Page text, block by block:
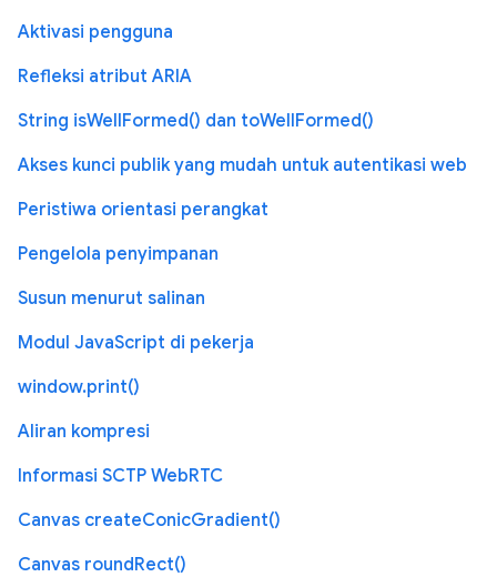
Aktivasi pengguna
Refleksi atribut ARIA
String isWellFormed() dan toWellFormed()
Akses kunci publik yang mudah untuk autentikasi web
Peristiwa orientasi perangkat
Pengelola penyimpanan
Susun menurut salinan
Modul JavaScript di pekerja
window.print()
Aliran kompresi
Informasi SCTP WebRTC
Canvas createConicGradient()
Canvas roundRect()